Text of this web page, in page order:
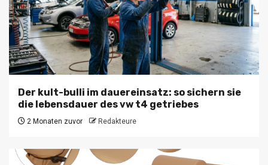
Der kult-bulli im dauereinsatz: so sichern sie
die lebensdauer des vw t4 getriebes
2 Monaten zuvor Redakteure